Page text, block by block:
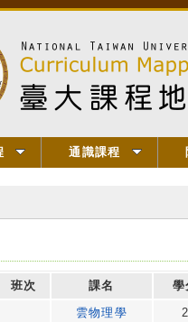
通識課程
班次 課名
學
雲物理學